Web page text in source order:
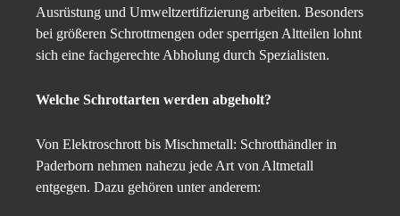
Ausrüstung und Umweltzertifizierung arbeiten. Besonders
bei größeren Schrottmengen oder sperrigen Altteilen lohnt
sich eine fachgerechte Abholung durch Spezialisten.
Welche Schrottarten werden abgeholt?
Von Elektroschrott bis Mischmetall: Schrotthändler in
Paderborn nehmen nahezu jede Art von Altmetall
entgegen. Dazu gehören unter anderem: